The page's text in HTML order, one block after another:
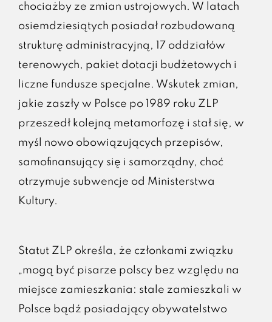
chociażby ze zmian ustrojowych. W latach
osiemdziesiątych posiadał rozbudowaną
strukturę administracyjną, 17 oddziałów
terenowych, pakiet dotacji budżetowych i
liczne fundusze specjalne. Wskutek zmian,
jakie zaszły w Polsce po 1989 roku ZLP
przeszedł kolejną metamorfozę i stał się, w
myśl nowo obowiązujących przepisów,
samofinansujący się i samorządny, choć
otrzymuje subwencje od Ministerstwa
Kultury.
Statut ZLP określa, że członkami związku
„mogą być pisarze polscy bez względu na
miejsce zamieszkania: stale zamieszkali w
Polsce bądź posiadający obywatelstwo